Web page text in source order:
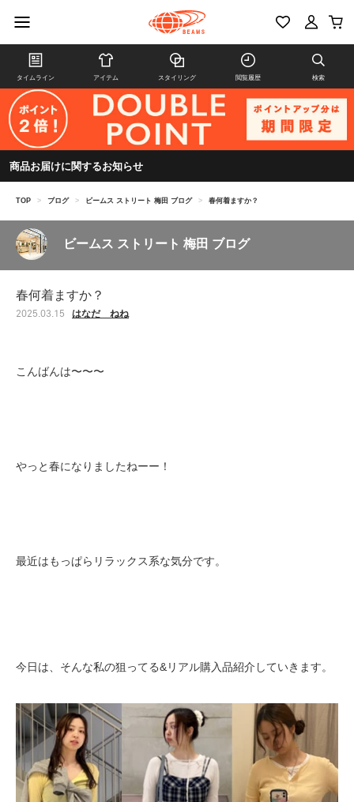
タイムライン アイテム スタイリング 閲覧履歴 検索
商品お届けに関するお知らせ
TOP > ブログ > ビームス ストリート 梅田 ブログ > 春何着ますか？
ビームス ストリート 梅田 ブログ
春何着ますか？
2025.03.15 はなだ ねね
こんばんは〜〜〜
やっと春になりましたねーー！
最近はもっぱらリラックス系な気分です。
今日は、そんな私の狙ってる&リアル購入品紹介していきます。